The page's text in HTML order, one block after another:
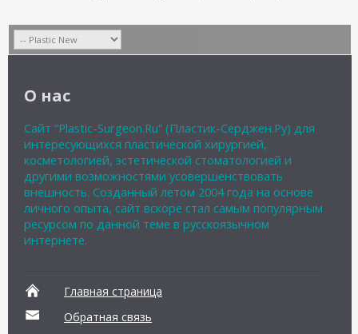
О нас
Сайт “Plastic-Surgeon.Ru” (Пластик-Серджен.Ру) для
интересующихся пластической хирургией,
косметологией, эстетической стоматологией и
другими возможностями усовершенствовать
внешность. Созданный летом 2004 года на основе
личного опыта, сайт вскоре стал самым популярным
ресурсом по данной теме в русскоязычном
интернете.
Главная страница
Обратная связь